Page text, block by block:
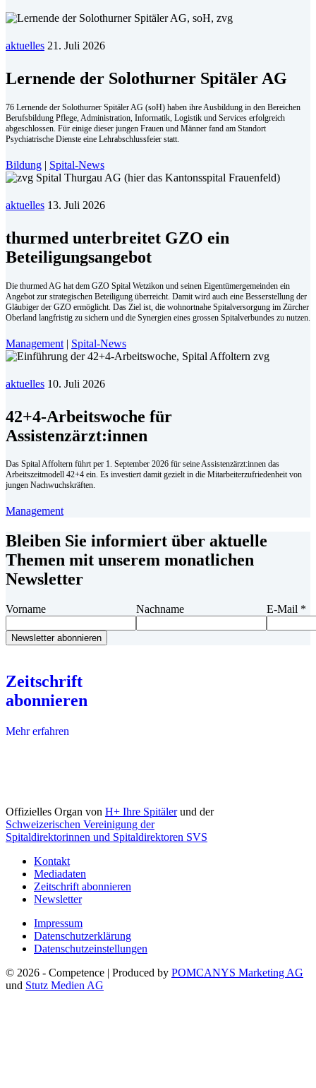
aktuelles 21. Juli 2026
Lernende der Solothurner Spitäler AG
76 Lernende der Solothurner Spitäler AG (soH) haben ihre Ausbildung in den Bereichen
Berufsbildung Pflege, Administration, Informatik, Logistik und Services erfolgreich
abgeschlossen. Für einige dieser jungen Frauen und Männer fand am Standort
Psychiatrische Dienste eine Lehrabschlussfeier statt.
Bildung | Spital-News
aktuelles 13. Juli 2026
thurmed unterbreitet GZO ein
Beteiligungsangebot
Die thurmed AG hat dem GZO Spital Wetzikon und seinen Eigentümergemeinden ein
Angebot zur strategischen Beteiligung überreicht. Damit wird auch eine Besserstellung der
Gläubiger der GZO ermöglicht. Das Ziel ist, die wohnortnahe Spitalversorgung im Zürcher
Oberland langfristig zu sichern und die Synergien eines grossen Spitalverbundes zu nutzen.
Management | Spital-News
aktuelles 10. Juli 2026
42+4-Arbeitswoche für
Assistenzärzt:innen
Das Spital Affoltern führt per 1. September 2026 für seine Assistenzärzt:innen das
Arbeitszeitmodell 42+4 ein. Es investiert damit gezielt in die Mitarbeiterzufriedenheit von
jungen Nachwuchskräften.
Management
Bleiben Sie informiert über aktuelle
Themen mit unserem monatlichen
Newsletter
Vorname Nachname E-Mail *
Zeitschrift
abonnieren
Mehr erfahren
Offizielles Organ von H+ Ihre Spitälerund der
Schweizerischen Vereinigung der
Spitaldirektorinnen und Spitaldirektoren SVS
Kontakt
Mediadaten
Zeitschrift abonnieren
Newsletter
Impressum
Datenschutzerklärung
Datenschutzeinstellungen
© 2026 - Competence | Produced by POMCANYS Marketing AG
und Stutz Medien AG